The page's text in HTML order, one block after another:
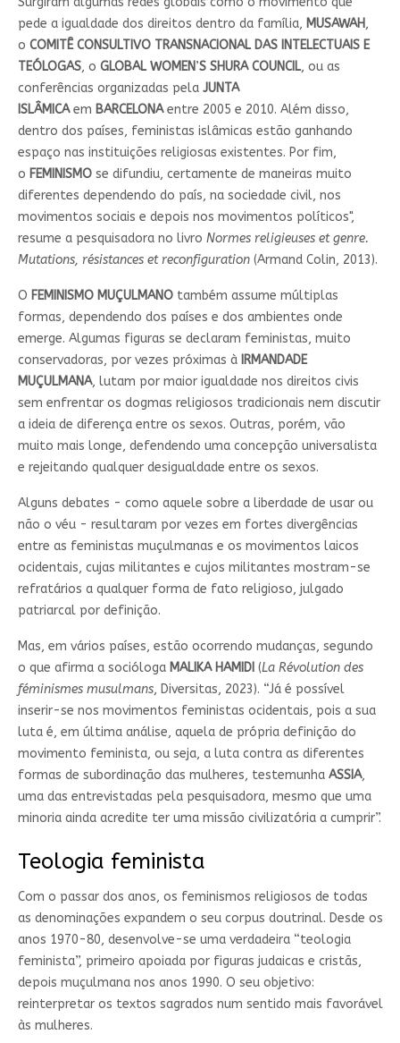
pede a igualdade dos direitos dentro da família, MUSAWAH,
o COMITÊ CONSULTIVO TRANSNACIONAL DAS INTELECTUAIS E
TEÓLOGAS, o GLOBAL WOMEN’S SHURA COUNCIL, ou as
conferências organizadas pela JUNTA
ISLÂMICAem BARCELONAentre 2005 e 2010. Além disso,
dentro dos países, feministas islâmicas estão ganhando
espaço nas instituições religiosas existentes. Por fim,
o FEMINISMOse difundiu, certamente de maneiras muito
diferentes dependendo do país, na sociedade civil, nos
movimentos sociais e depois nos movimentos políticos",
resume a pesquisadora no livro Normes religieuses et genre.
Mutations, résistances et reconfiguration(Armand Colin, 2013).
O FEMINISMO MUÇULMANOtambém assume múltiplas
formas, dependendo dos países e dos ambientes onde
emerge. Algumas figuras se declaram feministas, muito
conservadoras, por vezes próximas à IRMANDADE
MUÇULMANA, lutam por maior igualdade nos direitos civis
sem enfrentar os dogmas religiosos tradicionais nem discutir
a ideia de diferença entre os sexos. Outras, porém, vão
muito mais longe, defendendo uma concepção universalista
e rejeitando qualquer desigualdade entre os sexos.
Alguns debates - como aquele sobre a liberdade de usar ou
não o véu - resultaram por vezes em fortes divergências
entre as feministas muçulmanas e os movimentos laicos
ocidentais, cujas militantes e cujos militantes mostram-se
refratários a qualquer forma de fato religioso, julgado
patriarcal por definição.
Mas, em vários países, estão ocorrendo mudanças, segundo
o que afirma a socióloga MALIKA HAMIDI (La Révolution des
féminismes musulmans, Diversitas, 2023). “Já é possível
inserir-se nos movimentos feministas ocidentais, pois a sua
luta é, em última análise, aquela de própria definição do
movimento feminista, ou seja, a luta contra as diferentes
formas de subordinação das mulheres, testemunha ASSIA,
uma das entrevistadas pela pesquisadora, mesmo que uma
minoria ainda acredite ter uma missão civilizatória a cumprir”.
Teologia feminista
Com o passar dos anos, os feminismos religiosos de todas
as denominações expandem o seu corpus doutrinal. Desde os
anos 1970-80, desenvolve-se uma verdadeira “teologia
feminista”, primeiro apoiada por figuras judaicas e cristãs,
depois muçulmana nos anos 1990. O seu objetivo:
reinterpretar os textos sagrados num sentido mais favorável
às mulheres.